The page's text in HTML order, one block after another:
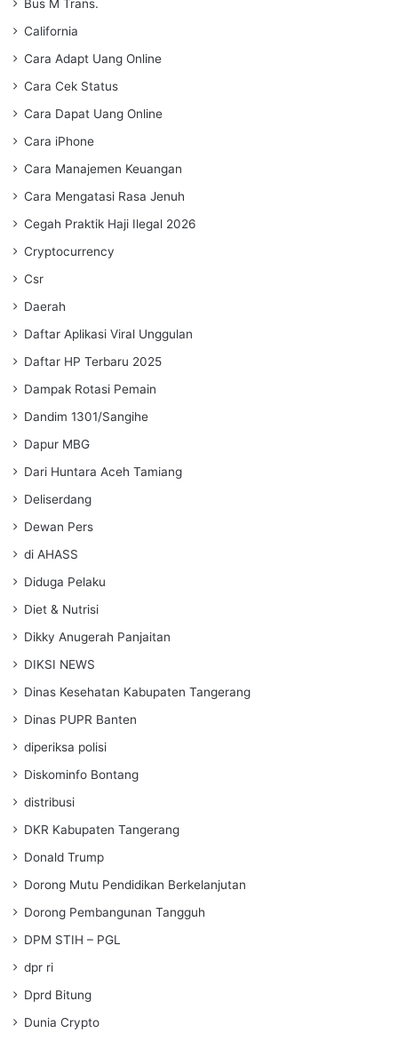
Bus M Trans.
California
Cara Adapt Uang Online
Cara Cek Status
Cara Dapat Uang Online
Cara iPhone
Cara Manajemen Keuangan
Cara Mengatasi Rasa Jenuh
Cegah Praktik Haji Ilegal 2026
Cryptocurrency
Csr
Daerah
Daftar Aplikasi Viral Unggulan
Daftar HP Terbaru 2025
Dampak Rotasi Pemain
Dandim 1301/Sangihe
Dapur MBG
Dari Huntara Aceh Tamiang
Deliserdang
Dewan Pers
di AHASS
Diduga Pelaku
Diet & Nutrisi
Dikky Anugerah Panjaitan
DIKSI NEWS
Dinas Kesehatan Kabupaten Tangerang
Dinas PUPR Banten
diperiksa polisi
Diskominfo Bontang
distribusi
DKR Kabupaten Tangerang
Donald Trump
Dorong Mutu Pendidikan Berkelanjutan
Dorong Pembangunan Tangguh
DPM STIH – PGL
dpr ri
Dprd Bitung
Dunia Crypto